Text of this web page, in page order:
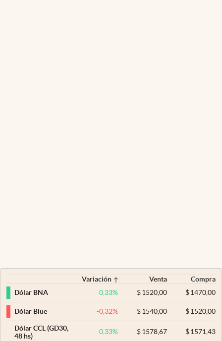
Variación Venta
Compra
Dólar BNA
0,33% $ 1520,00 $1470,00
Dólar Blue -0,32% $ 1540,00 $1520,00
Dólar CCL (GD30,
48 hs)
0,33% $ 1578,67 $1571,43